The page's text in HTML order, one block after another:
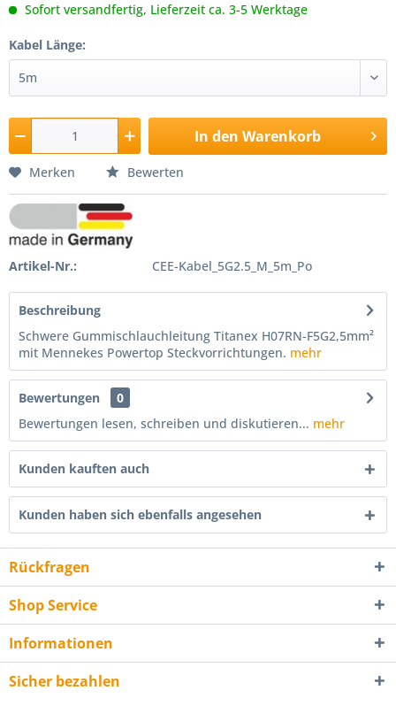
Sofort versandfertig, Lieferzeit ca. 3-5 Werktage
Kabel Länge:
In den Warenkorb
Merken Bewerten
Artikel-Nr.: CEE-Kabel_5G2.5_M_5m_Po
Beschreibung
Schwere Gummischlauchleitung Titanex H07RN-F5G2,5mm²
mit Mennekes Powertop Steckvorrichtungen. mehr
Bewertungen
0
Bewertungen lesen, schreiben und diskutieren... mehr
Kunden kauften auch
Kunden haben sich ebenfalls angesehen
Rückfragen
Shop Service
Informationen
Sicher bezahlen